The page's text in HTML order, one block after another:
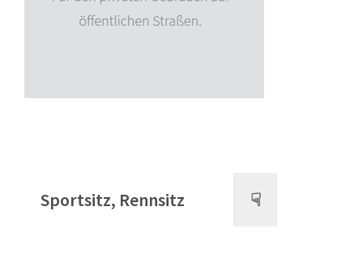
Sportsitz, Rennsitz ☟